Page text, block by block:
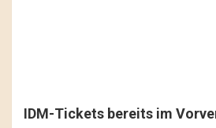
IDM-Tickets bereits im